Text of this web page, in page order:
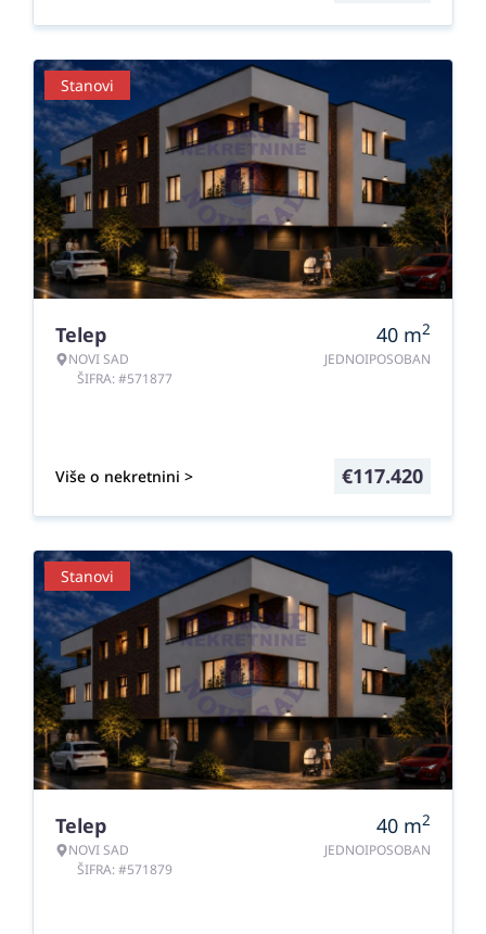
Stanovi
Telep
NOVI SAD
ŠIFRA: #571877
40 m2
JEDNOIPOSOBAN
Više o nekretnini > €117.420
Stanovi
Telep
NOVI SAD
ŠIFRA: #571879
40 m2
JEDNOIPOSOBAN